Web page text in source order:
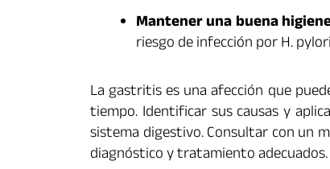
Mantener una buena
riesgo de infección por H.
La gastritis es una afección que
tiempo. Identificar sus causas y
sistema digestivo. Consultar con un
diagnóstico y tratamiento adecuados.